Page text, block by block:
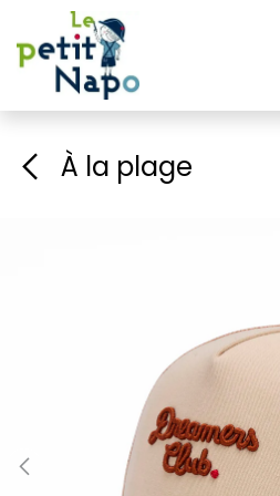
Se rendre au contenu
À la plage